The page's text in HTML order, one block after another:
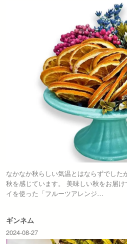
なかなか秋らしい気温とはならずでした
秋を感じています。 美味しい秋をお届
イを使った「フルーツアレンジ…
ギンネム
2024-08-27